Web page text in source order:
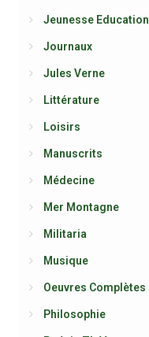
Jeunesse Education
Journaux
Jules Verne
Littérature
Loisirs
Manuscrits
Médecine
Mer Montagne
Militaria
Musique
Oeuvres Complètes
Philosophie